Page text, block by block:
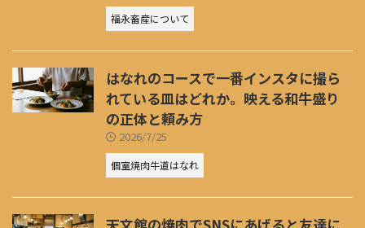
福永畜産について
はなれのコースで一番インスタに撮ら
れている皿はどれか。映える和牛盛り
の正体と頼み方
2026/7/25
個室焼肉牛道はなれ